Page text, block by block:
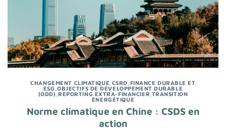
CHANGEMENT CLIMATIQUE CSRD FINANCE DURABLE ET
ESG ,OBJECTIFS DE DÉVELOPPEMENT DURABLE
(ODD),REPORTING EXTRA-FINANCIER TRANSITION
ÉNERGÉTIQUE
Norme climatique en Chine : CSDS en
action